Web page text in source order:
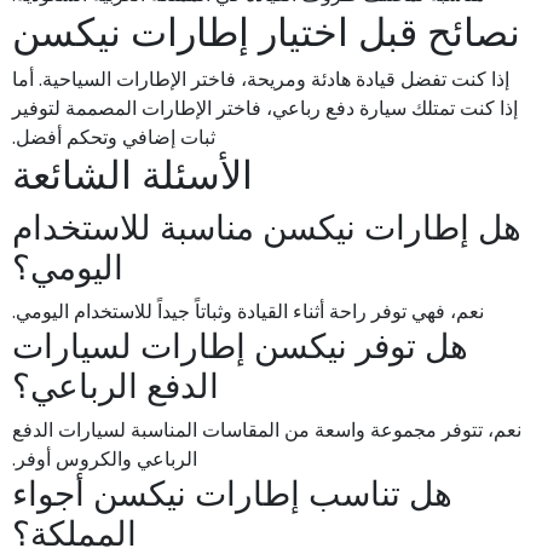
نصائح قبل اختيار إطارات نيكسن
إذا كنت تفضل قيادة هادئة ومريحة، فاختر الإطارات السياحية. أما
إذا كنت تمتلك سيارة دفع رباعي، فاختر الإطارات المصممة لتوفير
ثبات إضافي وتحكم أفضل.
الأسئلة الشائعة
هل إطارات نيكسن مناسبة للاستخدام
اليومي؟
نعم، فهي توفر راحة أثناء القيادة وثباتاً جيداً للاستخدام اليومي.
هل توفر نيكسن إطارات لسيارات
الدفع الرباعي؟
نعم، تتوفر مجموعة واسعة من المقاسات المناسبة لسيارات الدفع
الرباعي والكروس أوفر.
هل تناسب إطارات نيكسن أجواء
المملكة؟